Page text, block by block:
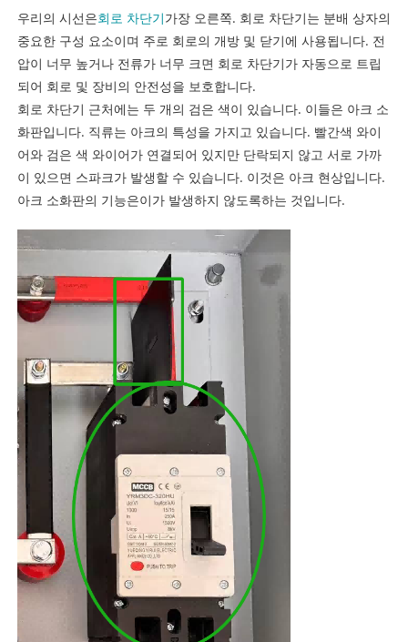
우리의 시선은회로 차단기가장 오른쪽. 회로 차단기는 분배 상자의
중요한 구성 요소이며 주로 회로의 개방 및 닫기에 사용됩니다. 전
압이 너무 높거나 전류가 너무 크면 회로 차단기가 자동으로 트립
되어 회로 및 장비의 안전성을 보호합니다.
회로 차단기 근처에는 두 개의 검은 색이 있습니다. 이들은 아크 소
화판입니다. 직류는 아크의 특성을 가지고 있습니다. 빨간색 와이
어와 검은 색 와이어가 연결되어 있지만 단락되지 않고 서로 가까
이 있으면 스파크가 발생할 수 있습니다. 이것은 아크 현상입니다.
아크 소화판의 기능은이가 발생하지 않도록하는 것입니다.